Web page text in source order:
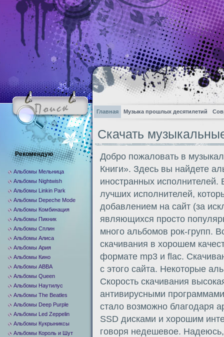
Главная Музыка прошлых десятилетий
Скачать
Добро пожаловать в
Книги». Здесь вы найдете
иностранных
лучших исполнителей,
добавлением на сайт (за
являющихся просто
много альбомов рок-групп.
скачивания в хорошем
формате mp3 и flac.
с этого сайта. Некоторые
Скорость скачивания
антивирусными
стало возможно благодаря
SSD дисками и хорошим
говоря недешевое.
Рекомендую
Альбомы Мельница
Альбомы Nightwish
Альбомы Linkin Park
Альбомы Depeche Mode
Альбомы Комбинация
Альбомы Пикник
Альбомы Сплин
Альбомы Алиса
Альбомы Ария
Альбомы Кино
Альбомы ABBA
Альбомы Queen
Альбомы Наутилус
Альбомы The Beatles
Альбомы Deep Purple
Альбомы Led Zeppelin
Альбомы Кукрыниксы
Альбомы Король и Шут